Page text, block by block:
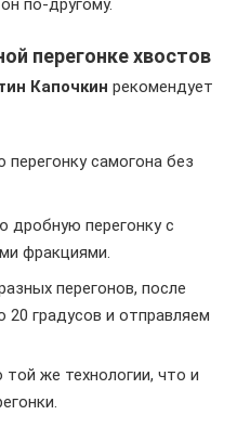
перегонке хвостов
Капочкин рекомендует
самогона без
дробную перегонку с
фракциями.
перегонов, после
20 градусов и отправляем
же технологии, что и